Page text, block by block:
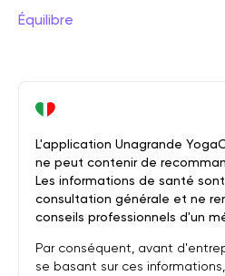
Équilibre
L'application Unagrande
ne peut contenir de
Les informations de santé
consultation générale et ne
conseils professionnels d'un
Par conséquent, avant
se basant sur ces